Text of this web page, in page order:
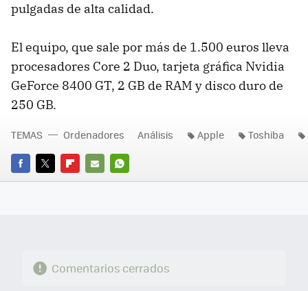
pulgadas de alta calidad.
El equipo, que sale por más de 1.500 euros lleva
procesadores Core 2 Duo, tarjeta gráfica Nvidia
GeForce 8400 GT, 2 GB de RAM y disco duro de
250 GB.
FACEBOOK
TWITTERFLIPBOARD
E-
WHATSAPP
TEMAS Ordenadores Análisis Apple Toshiba
Comentarios cerrados